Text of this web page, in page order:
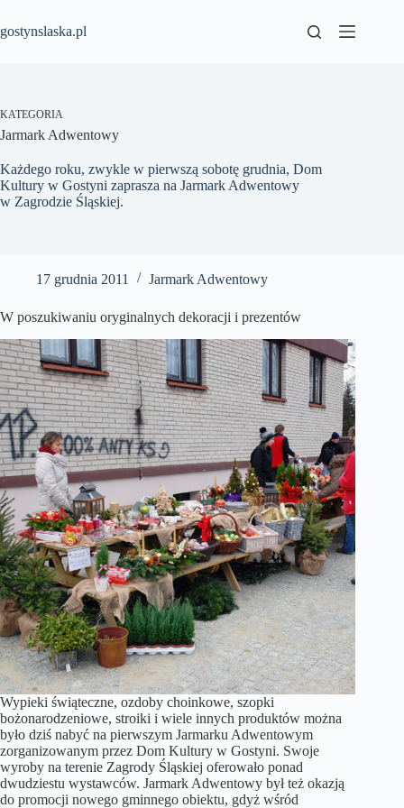
treści
gostynslaska.pl
KATEGORIA
Jarmark Adwentowy
Każdego roku, zwykle w pierwszą sobotę grudnia, Dom
Kultury w Gostyni zaprasza na Jarmark Adwentowy
w Zagrodzie Śląskiej.
17 grudnia 2011 Jarmark Adwentowy
W poszukiwaniu oryginalnych dekoracji i prezentów
Wypieki świąteczne, ozdoby choinkowe, szopki
bożonarodzeniowe, stroiki i wiele innych produktów można
było dziś nabyć na pierwszym Jarmarku Adwentowym
zorganizowanym przez Dom Kultury w Gostyni. Swoje
wyroby na terenie Zagrody Śląskiej oferowało ponad
dwudziestu wystawców. Jarmark Adwentowy był też okazją
do promocji nowego gminnego obiektu, gdyż wśród